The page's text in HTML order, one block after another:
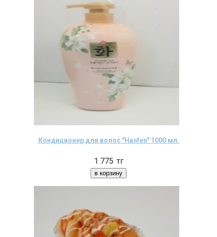
Кондиционер для волос "Hanfen" 1000 мл.
1 775 тг